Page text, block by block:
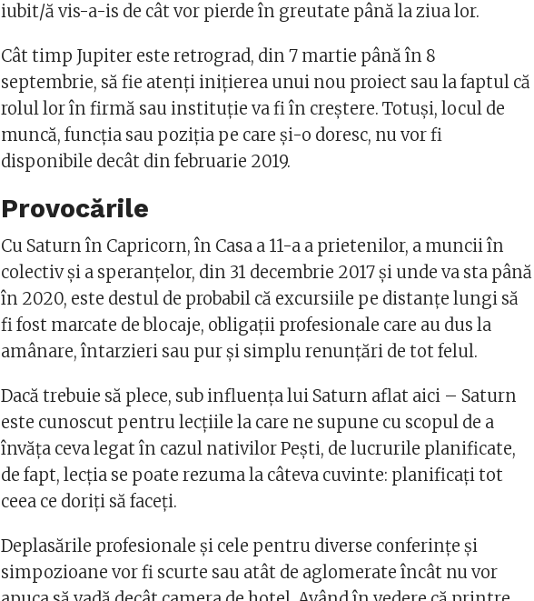
iubit/ă vis-a-is de cât vor pierde în greutate până la ziua lor.
Cât timp Jupiter este retrograd, din 7 martie până în 8
septembrie, să fie atenţi iniţierea unui nou proiect sau la faptul că
rolul lor în firmă sau instituţie va fi în creștere. Totuşi, locul de
muncă, funcţia sau poziţia pe care şi-o doresc, nu vor fi
disponibile decât din februarie 2019.
Provocările
Cu Saturn în Capricorn, în Casa a 11-a a prietenilor, a muncii în
colectiv și a speranțelor, din 31 decembrie 2017 şi unde va sta până
în 2020, este destul de probabil că excursiile pe distanțe lungi să
fi fost marcate de blocaje, obligaţii profesionale care au dus la
amânare, întarzieri sau pur şi simplu renunţări de tot felul.
Dacă trebuie să plece, sub influența lui Saturn aflat aici – Saturn
este cunoscut pentru lecţiile la care ne supune cu scopul de a
învăţa ceva legat în cazul nativilor Peşti, de lucrurile planificate,
de fapt, lecţia se poate rezuma la câteva cuvinte: planificaţi tot
ceea ce doriţi să faceţi.
Deplasările profesionale şi cele pentru diverse conferințe şi
simpozioane vor fi scurte sau atât de aglomerate încât nu vor